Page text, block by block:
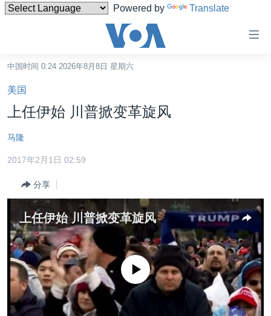
Powered by Translate
碍
链
接
跳
转
内
中国
台湾
港澳
国际
最新国际新闻
印太
中东
欧洲
非洲
分类新闻
经济·金融·贸易
人权·法律·宗教
科教·文娱·体健
军事
美中关系
热点专题
白宫要闻
国会报道
VOA视频
VOA今日焦点
中国时间 0:24 2026年8月8日 星期六
美国
上任伊始 川普掀变革旋风
马隆
2017年2月1日 02:59
分享
上任伊始 川普掀变革旋风
没有媒体可用资源